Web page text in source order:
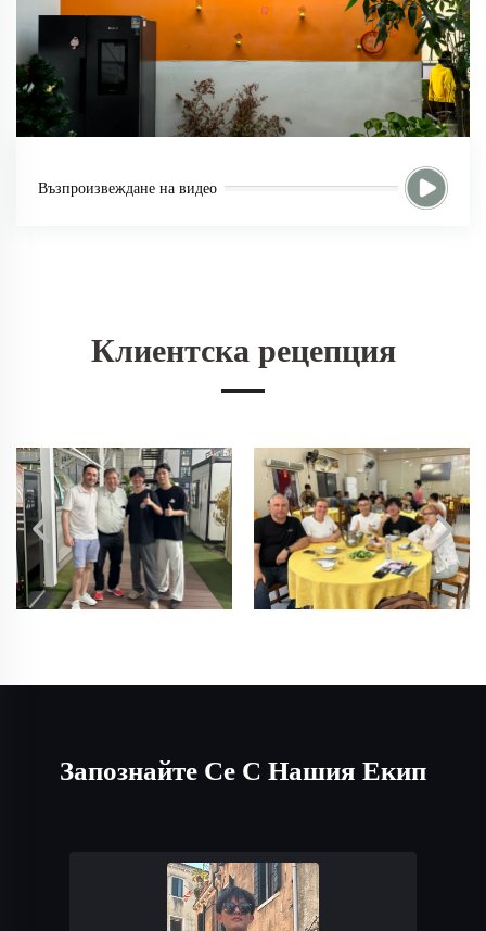
Възпроизвеждане на видео
Клиентска рецепция
Запознайте Се С Нашия Екип